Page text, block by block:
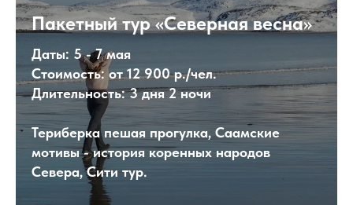
Пакетный тур «Северная весна»
Даты: 5 - 7 мая
Стоимость: от12 900 р./чел.
Длительность: 3 дня 2 ночи
Териберка пешая прогулка, Саамские
мотивы - история коренных народов
Севера, Сити тур.